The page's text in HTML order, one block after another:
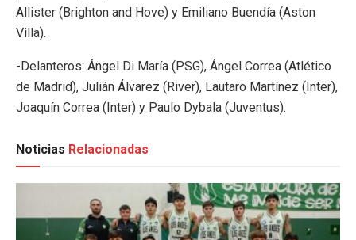
Allister (Brighton and Hove) y Emiliano Buendía (Aston
Villa).
-Delanteros: Ángel Di María (PSG), Ángel Correa (Atlético
de Madrid), Julián Álvarez (River), Lautaro Martínez (Inter),
Joaquín Correa (Inter) y Paulo Dybala (Juventus).
Noticias Relacionadas